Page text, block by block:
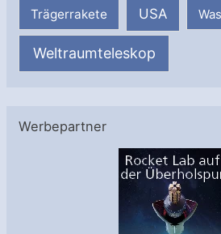
Trägerrakete USA
Weltraumteleskop
Werbepartner